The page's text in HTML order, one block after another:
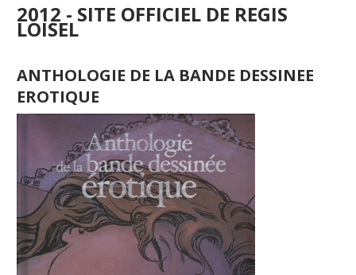
2012 - SITE OFFICIEL DE REGIS
LOISEL
ANTHOLOGIE DE LA BANDE DESSINEE
EROTIQUE